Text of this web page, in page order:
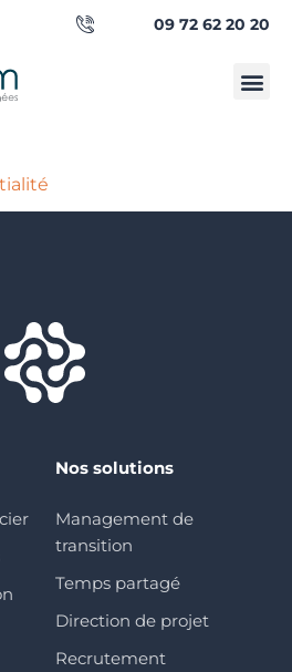
09 72 62 20 20
Nos solutions
Management de
transition
Temps partagé
Direction de projet
Recrutement